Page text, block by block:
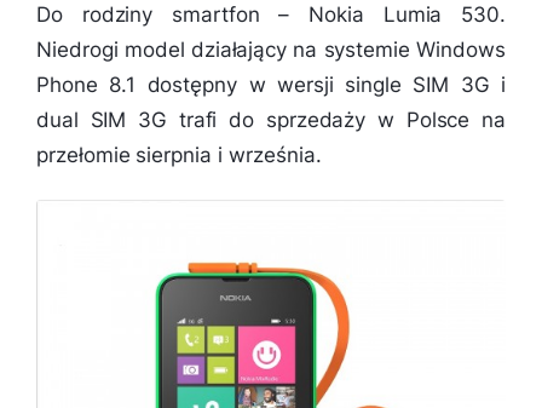
Do rodziny smartfon – Nokia Lumia 530.
Niedrogi model działający na systemie Windows
Phone 8.1 dostępny w wersji single SIM 3G i
dual SIM 3G trafi do sprzedaży w Polsce na
przełomie sierpnia i września.